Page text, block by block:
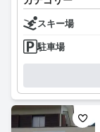
スキー場
駐車場